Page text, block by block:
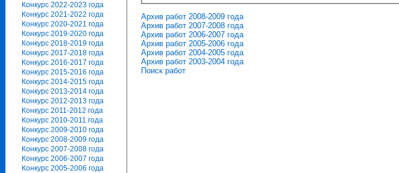
Конкурс 2022-2023 года
Конкурс 2021-2022 года
Конкурс 2020-2021 года
Конкурс 2019-2020 года
Конкурс 2018-2019 года
Конкурс 2017-2018 года
Конкурс 2016-2017 года
Конкурс 2015-2016 года
Конкурс 2014-2015 года
Конкурс 2013-2014 года
Конкурс 2012-2013 года
Конкурс 2011-2012 года
Конкурс 2010-2011 года
Конкурс 2009-2010 года
Конкурс 2008-2009 года
Конкурс 2007-2008 года
Конкурс 2006-2007 года
Конкурс 2005-2006 года
Архив работ 2008-2009 года
Архив работ 2007-2008 года
Архив работ 2006-2007 года
Архив работ 2005-2006 года
Архив работ 2004-2005 года
Архив работ 2003-2004 года
Поиск работ